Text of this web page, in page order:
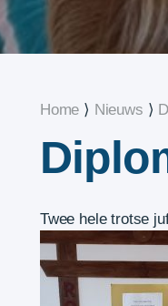
Home ⟩ Nieuws ⟩
Twee hele trotse